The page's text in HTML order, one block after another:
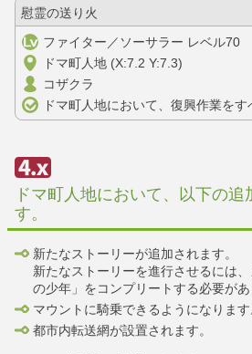
慰霊の送り火
ファイター／ソーサラー レベル70
ドマ町人地 (X:7.2 Y:7.3)
コザクラ
ドマ町人地において、復興作業を
ドマ町人地において、以下の追
す。
新たなストーリーが追加されます。
新たなストーリーを進行させるには、
の少年」をコンプリートする必要があ
マウントに騎乗できるようになります
都市内転送網が設置されます。